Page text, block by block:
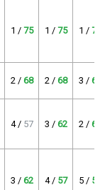
1 / 75 1 / 75 1 / 75
2 / 68 2 / 68 3 / 62
4 / 57 3 / 62 2 / 68
3 / 62 4 / 57 5 / 53